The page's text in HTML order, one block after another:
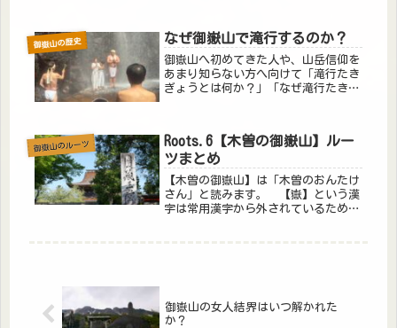
というお話をしました。 言わば本家
から、どんどん分家が広がってい...
御嶽山の歴史 なぜ御嶽山で滝行するのか？
御嶽山へ初めてきた人や、山岳信仰を
あまり知らない方へ向けて「滝行たき
ぎょうとは何か？」「なぜ滝行たきぎ
木曽の御嶽山は火山ですが、霊山とし
てもとても有名なお山です。霊山とい
う...
御嶽山のルーツ
Roots.6【木曽の御嶽山】ルー
ツまとめ
【木曽の御嶽山】は「木曽のおんたけ
さん」と読みます。 【嶽】という漢
字は常用漢字から外されているため、
御嶽山の女人結界はいつ解かれた
か？